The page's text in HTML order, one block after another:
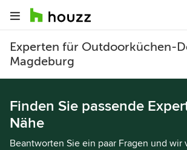
Experten für Outdoorküchen-
Magdeburg
Finden Sie passende
Nähe
Beantworten Sie ein paar Fragen und wir